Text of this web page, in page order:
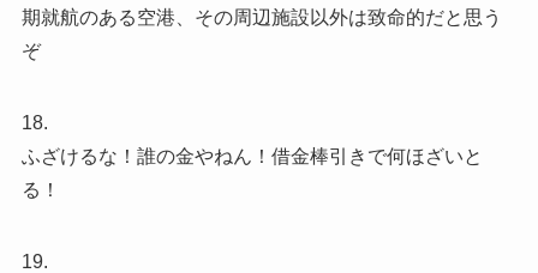
期就航のある空港、その周辺施設以外は致命的だと思う
ぞ
18.
ふざけるな！誰の金やねん！借金棒引きで何ほざいと
る！
19.